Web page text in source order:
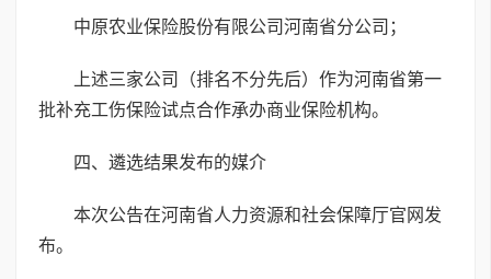
中原农业保险股份有限公司河南省分公司；
上述三家公司（排名不分先后）作为河南省第一
批补充工伤保险试点合作承办商业保险机构。
四、遴选结果发布的媒介
本次公告在河南省人力资源和社会保障厅官网发
布。